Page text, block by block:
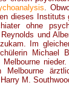
.
dieses
ohne
und
Im
Michael
Melbourne
M.